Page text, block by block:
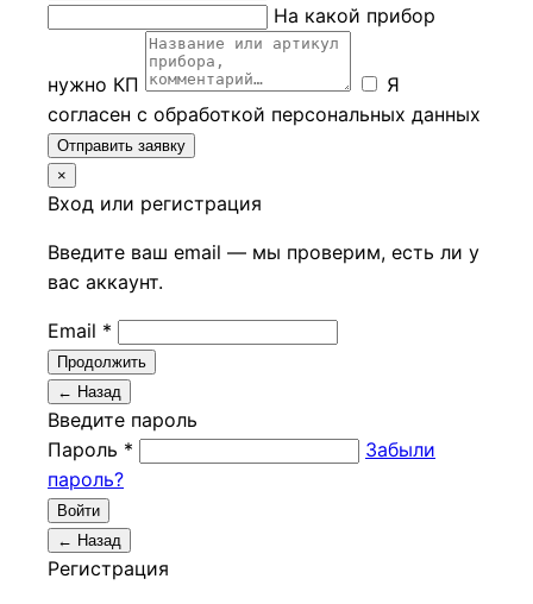
На какой прибор
нужно КП
Я
согласен с обработкой персональных данных
Отправить заявку
×
Вход или регистрация
Введите ваш email — мы проверим, есть ли у
вас аккаунт.
Email *
Продолжить
← Назад
Введите пароль
Пароль *
Забыли
пароль?
Войти
← Назад
Регистрация